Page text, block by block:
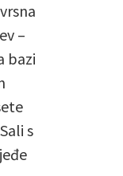
–
bazi
s